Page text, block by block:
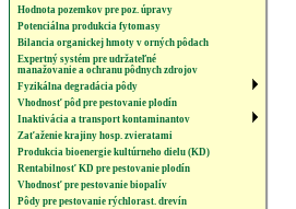
Hodnota pozemkov pre poz. úpravy
Potenciálna produkcia fytomasy
Bilancia organickej hmoty v orných pôdach
Expertný systém pre udržateľné
manažovanie a ochranu pôdnych zdrojov
Fyzikálna degradácia pôdy
Vhodnosť pôd pre pestovanie plodín
Inaktivácia a transport kontaminantov
Zaťaženie krajiny hosp. zvieratami
Produkcia bioenergie kultúrneho dielu (KD)
Rentabilnosť KD pre pestovanie plodín
Vhodnosť pre pestovanie biopalív
Pôdy pre pestovanie rýchlorast. drevín